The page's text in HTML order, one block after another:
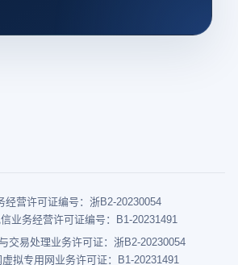
经营许可证编号：浙B2-20230054
业务经营许可证编号：B1-20231491
交易处理业务许可证：浙B2-20230054
拟专用网业务许可证：B1-20231491